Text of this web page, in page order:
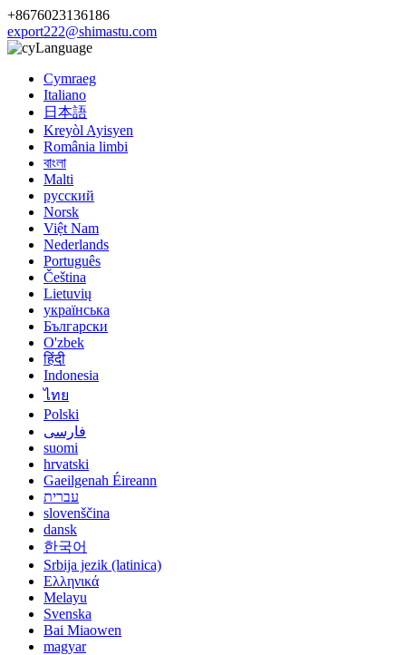
+8676023136186
export222@shimastu.com
Language
Cymraeg
Italiano
日本語
Kreyòl Ayisyen
România limbi
বাংলা
Malti
русский
Norsk
Việt Nam
Nederlands
Português
Čeština
Lietuvių
українська
Български
O'zbek
हिंदी
Indonesia
ไทย
Polski
فارسی
suomi
hrvatski
Gaeilgenah Éireann
עברית
slovenščina
dansk
한국어
Srbija jezik (latinica)
Ελληνικά
Melayu
Svenska
Bai Miaowen
magyar